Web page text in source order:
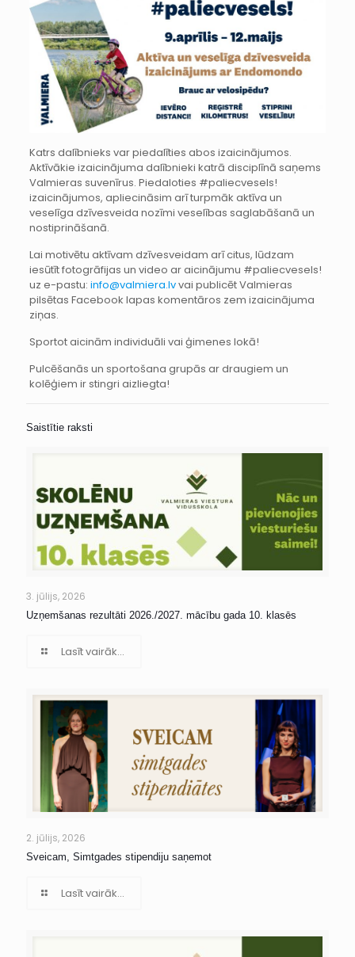
Katrs dalībnieks var piedalīties abos izaicinājumos.
Aktīvākie izaicinājuma dalībnieki katrā disciplīnā saņems
Valmieras suvenīrus. Piedaloties #paliecvesels!
izaicinājumos, apliecināsim arī turpmāk aktīva un
veselīga dzīvesveida nozīmi veselības saglabāšanā un
nostiprināšanā.
Lai motivētu aktīvam dzīvesveidam arī citus, lūdzam
iesūtīt fotogrāfijas un video ar aicinājumu #paliecvesels!
uz e-pastu: info@valmiera.lvvai publicēt Valmieras
pilsētas Facebook lapas komentāros zem izaicinājuma
ziņas.
Sportot aicinām individuāli vai ģimenes lokā!
Pulcēšanās un sportošana grupās ar draugiem un
kolēģiem ir stingri aizliegta!
Saistītie raksti
3. jūlijs, 2026
Uzņemšanas rezultāti 2026./2027. mācību gada 10. klasēs
Lasīt vairāk...
2. jūlijs, 2026
Sveicam, Simtgades stipendiju saņemot
Lasīt vairāk...